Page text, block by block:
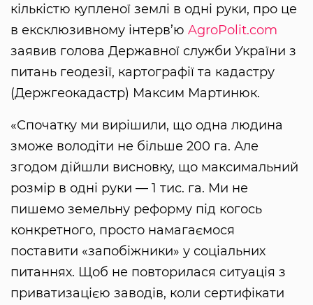
кількістю купленої землі в одні руки, про це
в ексклюзивному інтерв’ю AgroPolit.com
заявив голова Державної служби України з
питань геодезії, картографії та кадастру
(Держгеокадастр) Максим Мартинюк.
«Спочатку ми вирішили, що одна людина
зможе володіти не більше 200 га. Але
згодом дійшли висновку, що максимальний
розмір в одні руки — 1 тис. га. Ми не
пишемо земельну реформу під когось
конкретного, просто намагаємося
поставити «запобіжники» у соціальних
питаннях. Щоб не повторилася ситуація з
приватизацією заводів, коли сертифікати